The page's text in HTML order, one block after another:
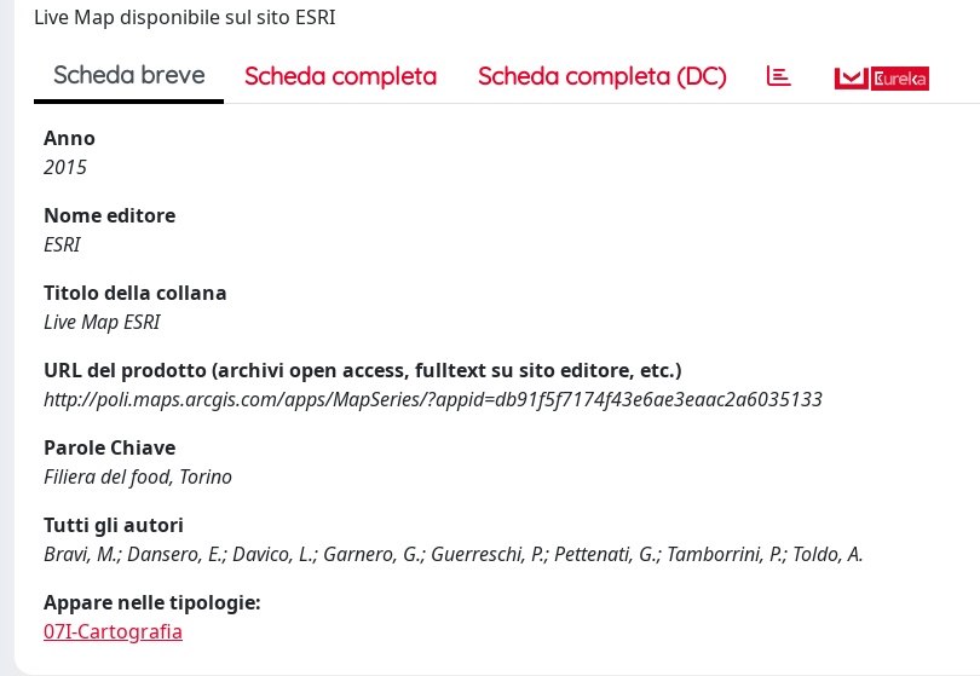
Live Map disponibile sul sito ESRI
Scheda breve Scheda completa Scheda completa (DC)
Anno
2015
Nome editore
ESRI
Titolo della collana
Live Map ESRI
URL del prodotto (archivi open access, fulltext su sito editore, etc.)
http://poli.maps.arcgis.com/apps/MapSeries/?appid=db91f5f7174f43e6ae3eaac2a6035133
Parole Chiave
Filiera del food, Torino
Tutti gli autori
Bravi, M.; Dansero, E.; Davico, L.; Garnero, G.; Guerreschi, P.; Pettenati, G.; Tamborrini, P.; Toldo, A.
Appare nelle tipologie:
07I-Cartografia